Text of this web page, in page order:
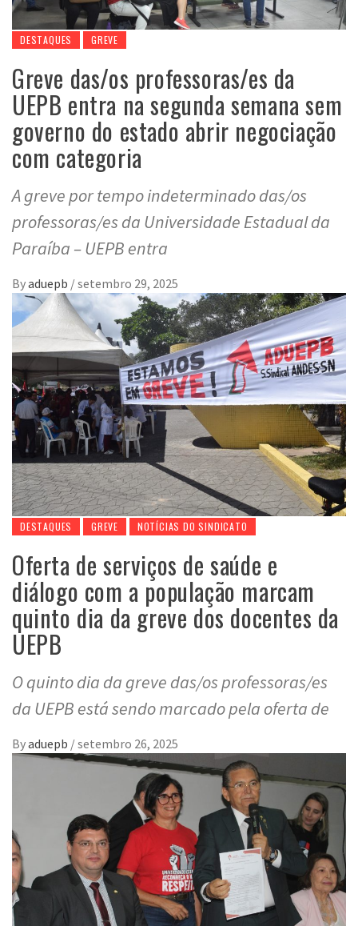
DESTAQUES GREVE
Greve das/os professoras/es da
UEPB entra na segunda semana sem
governo do estado abrir negociação
com categoria
A greve por tempo indeterminado das/os
professoras/es da Universidade Estadual da
Paraíba – UEPB entra
Byaduepb /setembro 29, 2025
DESTAQUES GREVE NOTÍCIAS DO SINDICATO
Oferta de serviços de saúde e
diálogo com a população marcam
quinto dia da greve dos docentes da
UEPB
O quinto dia da greve das/os professoras/es
da UEPB está sendo marcado pela oferta de
Byaduepb /setembro 26, 2025